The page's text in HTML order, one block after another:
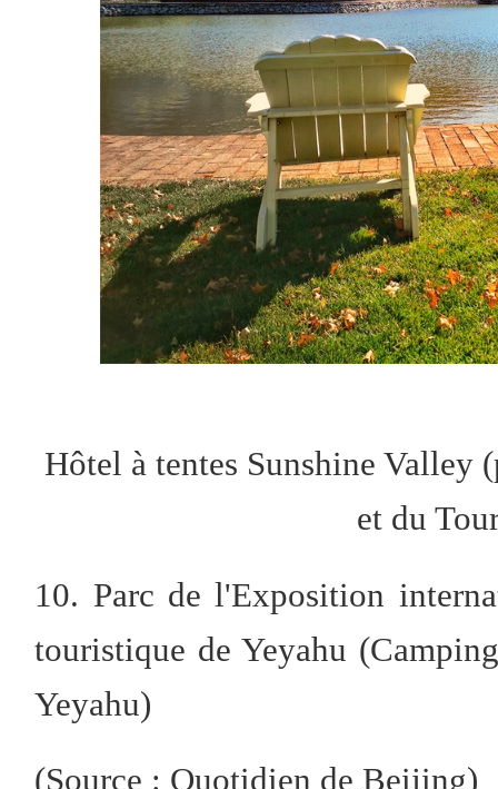
Hôtel à tentes Sunshine Valley
et du
10. Parc de l'Exposition
touristique de Yeyahu
Yeyahu)
(Source : Quotidien de Beijing)